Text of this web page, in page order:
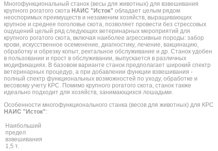
Многофункциональный станок (весы для животных) для взвешивания
крупного рогатого скота НАИС "Исток" обладает целым рядом
неоспоримых преимуществ и незаменим хозяйств, выращивающих
крупное и среднее поголовье скота, позволяет провести без стрессовых
ощущений целый ряд следующих ветеринарных мероприятий для
крупного рогатого скота, включая наиболее агрессивные породы: забор
крови, искусственное осеменение, диагностику, лечение, вакцинацию,
обработку и обрезку копыт, ректальное обслуживание и др. Станок удобен
в пользовании и прост в обслуживании, выпускается в различных
модификациях. В базовом варианте станок предполагает широкий спектр
ветеринарных процедур, а при добавлении функции взвешивания -
полный спектр функциональных возможностей по уходу, обработке и
весовому учету КРС. Помимо крупного рогатого скота, станок также
идеально подходит для хозяйств, занимающихся лошадьми.
Особенности многофункционального станка (весов для животных) для КРС
НАИС "Исток":
Наибольший
предел
взвешивания
1,5 т.